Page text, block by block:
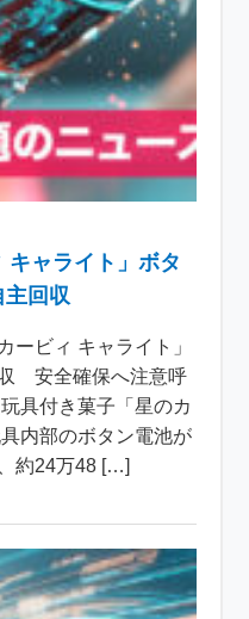
キャライト」ボタ
主回収
ービィ キャライト」
安全確保へ注意呼
具付き菓子「星のカ
内部のボタン電池が
約24万48 […]